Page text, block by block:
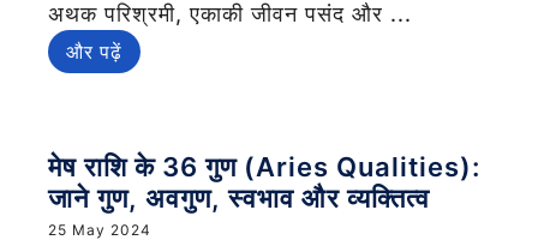
अथक परिश्रमी, एकाकी जीवन पसंद और ...
और पढ़ें
मेष राशि के 36 गुण (Aries Qualities):
जाने गुण, अवगुण, स्वभाव और व्यक्तित्व
25 May 2024